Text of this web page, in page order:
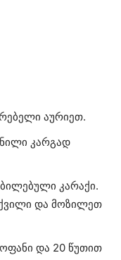
აურიეთ.
კარგად
კარაქი.
და მოზილეთ
და 20 წუთით